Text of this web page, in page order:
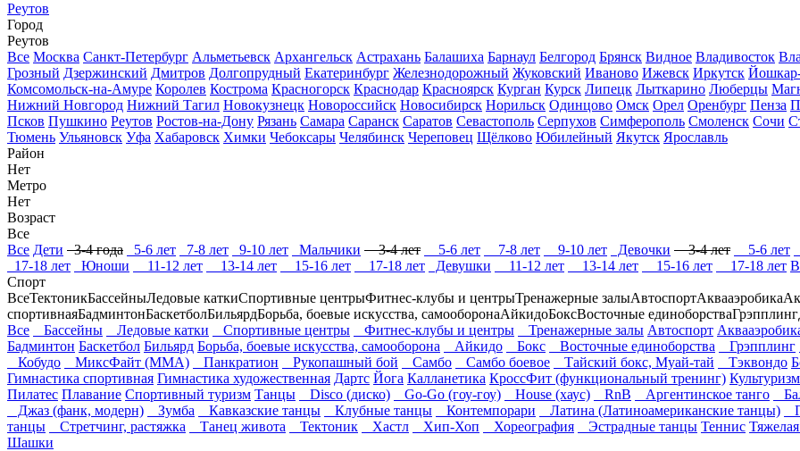
Реутов
Город
Реутов
Все Москва Санкт-Петербург Альметьевск Архангельск Астрахань Балашиха Барнаул Белгород Брянск Видное Владивосток
Грозный Дзержинский Дмитров Долгопрудный Екатеринбург Железнодорожный Жуковский Иваново Ижевск Иркутск
Комсомольск-на-Амуре Королев Кострома Красногорск Краснодар Красноярск Курган Курск Липецк Лыткарино Люберцы
Нижний Новгород Нижний Тагил Новокузнецк Новороссийск Новосибирск Норильск Одинцово Омск Орел Оренбург Пенза
Псков Пушкино Реутов Ростов-на-Дону Рязань Самара Саранск Саратов Севастополь Серпухов Симферополь Смоленск Сочи
Тюмень Ульяновск Уфа Хабаровск Химки Чебоксары Челябинск Череповец Щёлково Юбилейный Якутск Ярославль
Район
Нет
Метро
Нет
Возраст
Все
Все Дети 3-4 года 5-6 лет 7-8 лет 9-10 лет Мальчики 3-4 лет 5-6 лет 7-8 лет 9-10 лет Девочки 3-4 лет 5-6 лет
17-18 лет
Юноши 11-12 лет 13-14 лет 15-16 лет 17-18 лет Девушки 11-12 лет 13-14 лет 15-16 лет 17-18 лет
Спорт
ВсеТектоникБассейныЛедовые каткиСпортивные центрыФитнес-клубы и центрыТренажерные залыАвтоспортАквааэробика
спортивнаяБадминтонБаскетболБильярдБорьба, боевые искусства, самооборонаАйкидоБоксВосточные единоборстваГрэпплинг
Все
Бассейны Ледовые катки Спортивные центры Фитнес-клубы и центры Тренажерные залы Автоспорт
Бадминтон Баскетбол Бильярд Борьба, боевые искусства, самооборона Айкидо Бокс Восточные единоборства Грэпплинг
Кобудо
МиксФайт (ММА) Панкратион Рукопашный бой Самбо Самбо боевое Тайский бокс, Муай-тай Тэквондо
Гимнастика спортивная Гимнастика художественная Дартс Йога Калланетика КроссФит (функциональный тренинг) Культуризм
Пилатес Плавание Спортивный туризм Танцы Disco (диско) Go-Go (гоу-гоу) House (хаус) RnB Аргентинское танго
Джаз (фанк, модерн)
Зумба Кавказские танцы Клубные танцы Контемпорари Латина (Латиноамериканские танцы)
танцы
Стретчинг, растяжка Танец живота Тектоник Хастл Хип-Хоп Хореография Эстрадные танцы Теннис
Шашки